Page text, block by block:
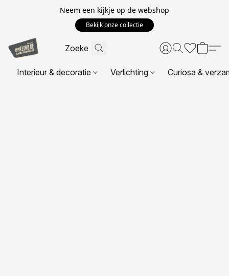
Neem een kijkje op de webshop
Bekijk onze collectie
Interieur & decoratie Verlichting Curiosa &